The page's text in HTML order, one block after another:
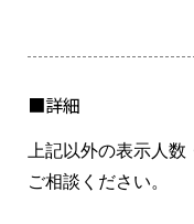
■詳細
上記以外の表示人
ご相談ください。